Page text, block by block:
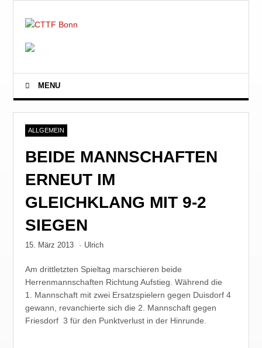
MENU
ALLGEMEIN
BEIDE MANNSCHAFTEN
ERNEUT IM
GLEICHKLANG MIT 9-2
SIEGEN
15. März 2013 · Ulrich
Am drittletzten Spieltag marschieren beide
Herrenmannschaften Richtung Aufstieg. Während die
1. Mannschaft mit zwei Ersatzspielern gegen Duisdorf 4
gewann, revanchierte sich die 2. Mannschaft gegen
Friesdorf 3 für den Punktverlust in der Hinrunde.